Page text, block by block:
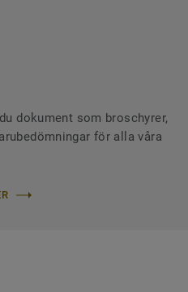
dokument som broschyrer,
för alla våra